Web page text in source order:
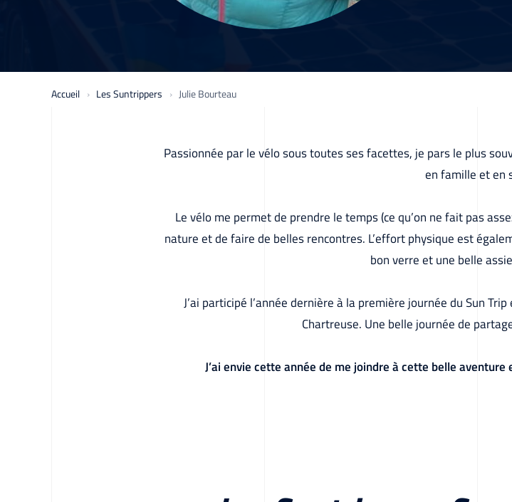
Accueil Les Suntrippers Julie Bourteau
Passionnée par le vélo sous toutes ses facettes, je pars le plus
en famille et en
Le vélo me permet de prendre le temps (ce qu’on ne fait pas
nature et de faire de belles rencontres. L’effort physique est
bon verre et une belle
J’ai participé l’année dernière à la première journée du Sun
Chartreuse. Une belle journée de
J’ai envie cette année de me joindre à cette belle